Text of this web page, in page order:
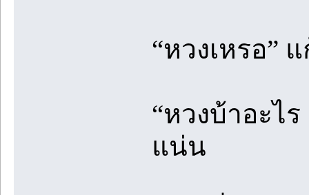
“หวงเหรอ”
“หวงบ้าอะไ
แน่น